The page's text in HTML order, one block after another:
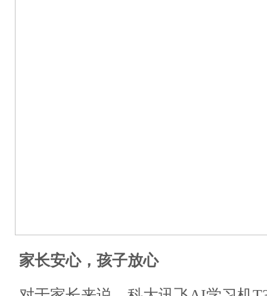
家长安心，孩子放心